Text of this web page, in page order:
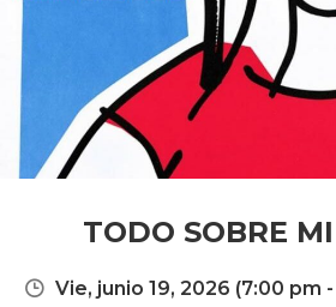
TODO SOBRE
Vie, junio 19, 2026 (7:00 pm